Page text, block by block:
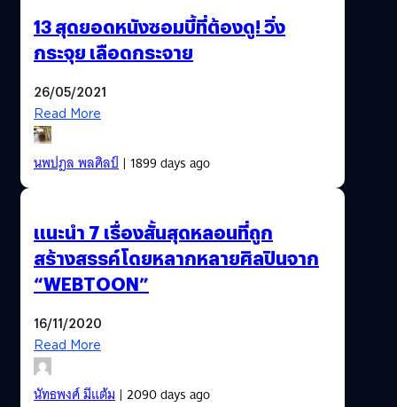
13 สุดยอดหนังซอมบี้ที่ต้องดู! วิ่ง
กระจุย เลือดกระจาย
26/05/2021
Read More
นพปฎล พลศิลป์| 1899 days ago
แนะนำ 7 เรื่องสั้นสุดหลอนที่ถูก
สร้างสรรค์โดยหลากหลายศิลปินจาก
“WEBTOON”
16/11/2020
Read More
นัทธพงศ์ มีแต้ม| 2090 days ago